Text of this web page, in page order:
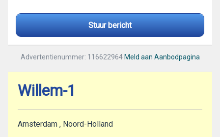
Stuur bericht
Advertentienummer: 116622964 Meld aan Aanbodpagina
Willem-1
Amsterdam , Noord-Holland